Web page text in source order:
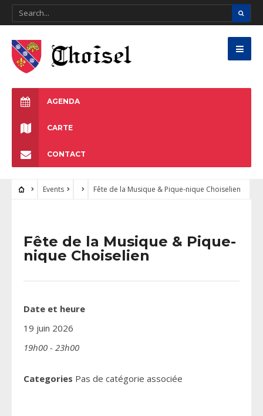
AGENDA
CARTE
CONTACT
Events Fête de la Musique & Pique-nique Choiselien
Fête de la Musique & Pique-
nique Choiselien
Date et heure
19 juin 2026
19h00 - 23h00
Categories Pas de catégorie associée